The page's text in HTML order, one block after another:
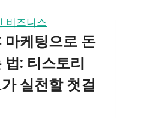
쇼
츠
수
익
창
비즈니스
마케팅으로 돈
법: 티스토리
실천할 첫걸